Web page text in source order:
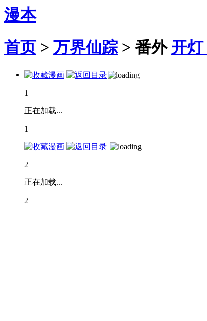
漫本
首页 > 万界仙踪 > 番外 开灯
1
正在加载...
1
2
正在加载...
2